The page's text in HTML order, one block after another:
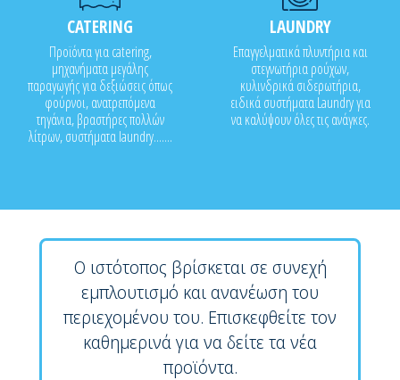
CATERING
Προϊόντα για catering,
μηχανήματα μεγάλης
παραγωγής για δεξιώσεις όπως
φούρνοι, ανατρεπόμενα
τηγάνια, βραστήρες πολλών
λίτρων, συστήματα laundry.......
LAUNDRY
Επαγγελματικά πλυντήρια και
στεγνωτήρια ρούχων,
κυλινδρικά σιδερωτήρια,
ειδικά συστήματα Laundry για
να καλύψουν όλες τις ανάγκες.
Ο ιστότοπος βρίσκεται σε συνεχή
εμπλουτισμό και ανανέωση του
περιεχομένου του. Επισκεφθείτε τον
καθημερινά για να δείτε τα νέα
προϊόντα.